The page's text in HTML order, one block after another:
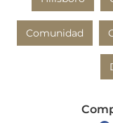
Comunidad